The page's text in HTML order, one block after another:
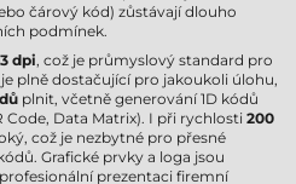
čárový kód) zůstávají dlouho
podmínek.
dpi, což je průmyslový standard pro
plně dostačující pro jakoukoli úlohu,
plnit, včetně generování 1D kódů
Code, Data Matrix). I při rychlosti 200
což je nezbytné pro přesné
Grafické prvky a loga jsou
prezentaci firemní